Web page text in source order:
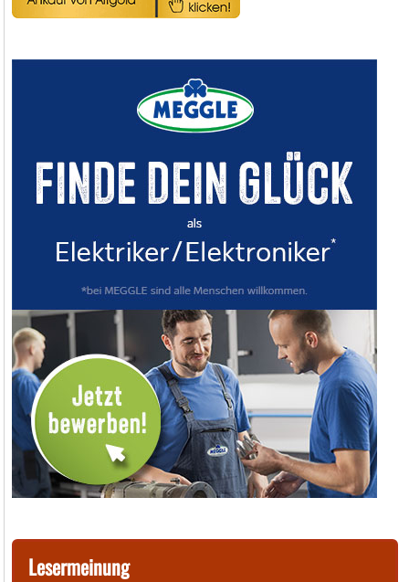
Lesermeinung